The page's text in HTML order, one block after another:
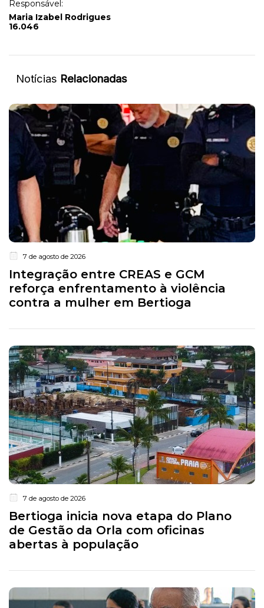
Responsável:
Maria Izabel Rodrigues
16.046
Notícias Relacionadas
7 de agosto de 2026
Integração entre CREAS e GCM
reforça enfrentamento à violência
contra a mulher em Bertioga
7 de agosto de 2026
Bertioga inicia nova etapa do Plano
de Gestão da Orla com oficinas
abertas à população